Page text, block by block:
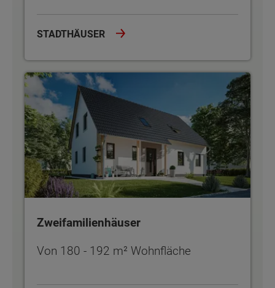
STADTHÄUSER
Zweifamilienhäuser
Zweifamilienhäuser
Von 180 - 192 m² Wohnfläche